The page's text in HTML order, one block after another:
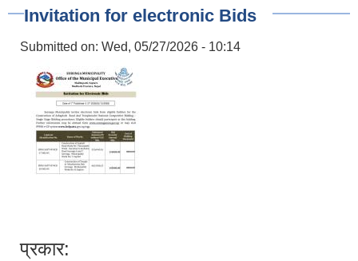
Invitation for electronic Bids
Submitted on: Wed, 05/27/2026 - 10:14
प्रकार: